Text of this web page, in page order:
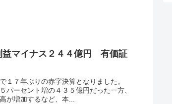
マイナス２４４億円 有価証
１７年ぶりの赤字決算となりました。
パーセント増の４３５億円だった一方、
が増加するなど、本...